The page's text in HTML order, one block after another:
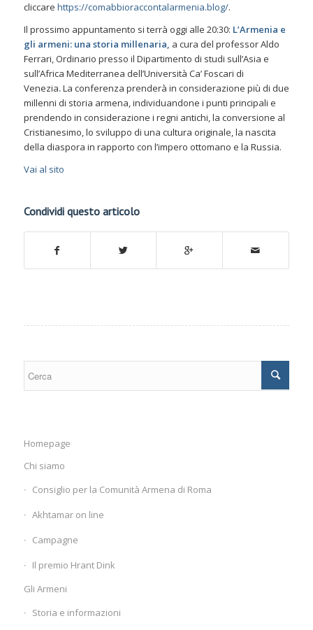
cliccare https://comabbioraccontalarmenia.blog/.
Il prossimo appuntamento si terrà oggi alle 20:30: L’Armenia e
gli armeni: una storia millenaria, a cura del professor Aldo
Ferrari, Ordinario presso il Dipartimento di studi sull’Asia e
sull’Africa Mediterranea dell’Università Ca’ Foscari di
Venezia.La conferenza prenderà in considerazione più di due
millenni di storia armena, individuandone i punti principali e
prendendo in considerazione i regni antichi, la conversione al
Cristianesimo, lo sviluppo di una cultura originale, la nascita
della diaspora in rapporto con l’impero ottomano e la Russia.
Vai al sito
Condividi questo articolo
Homepage
Chi siamo
Consiglio per la Comunità Armena di Roma
Akhtamar on line
Campagne
Il premio Hrant Dink
Gli Armeni
Storia e informazioni